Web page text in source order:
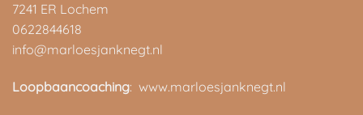
7241 ER Lochem
0622844618
info@marloesjanknegt.nl
Loopbaancoaching: www.marloesjanknegt.nl